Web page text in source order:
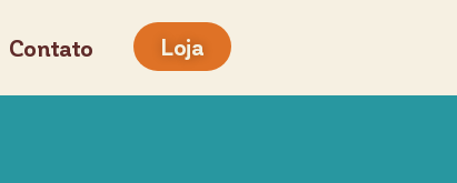
Contato Loja